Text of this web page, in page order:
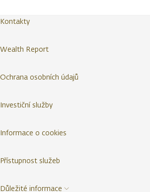
Kontakty
Wealth Report
Ochrana osobních údajů
Investiční služby
Informace o cookies
Přístupnost služeb
Důležité informace